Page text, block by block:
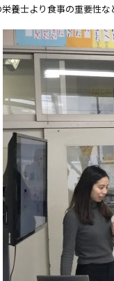
養士より食事の重要性